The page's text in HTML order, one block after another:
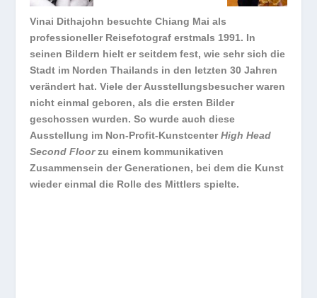
Vinai Dithajohn besuchte Chiang Mai als
professioneller Reisefotograf erstmals 1991. In
seinen Bildern hielt er seitdem fest, wie sehr sich die
Stadt im Norden Thailands in den letzten 30 Jahren
verändert hat. Viele der Ausstellungsbesucher waren
nicht einmal geboren, als die ersten Bilder
geschossen wurden. So wurde auch diese
Ausstellung im Non-Profit-KunstcenterHigh Head
Second Floorzu einem kommunikativen
Zusammensein der Generationen, bei dem die Kunst
wieder einmal die Rolle des Mittlers spielte.